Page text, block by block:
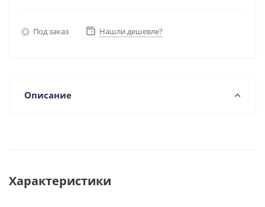
Под заказ Нашли дешевле?
Описание
Характеристики